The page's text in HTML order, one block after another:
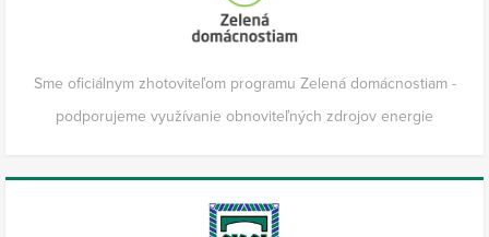
Sme oficiálnym zhotoviteľom programu Zelená domácnostiam -
podporujeme využívanie obnoviteľných zdrojov energie